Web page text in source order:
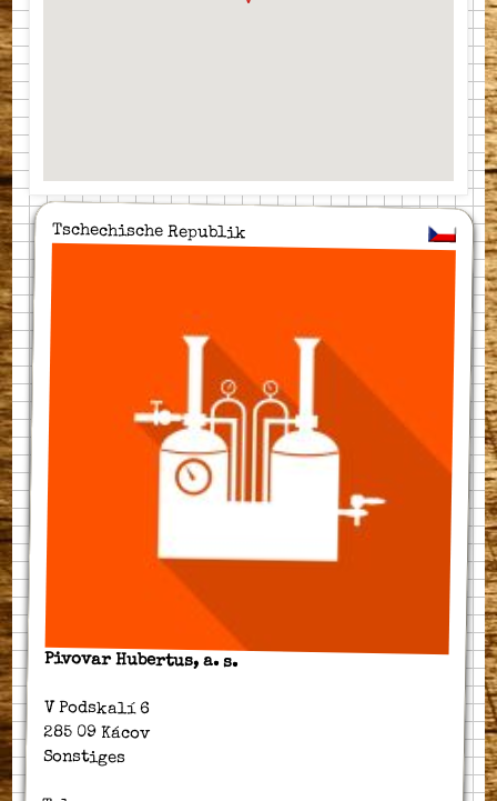
Tschechische Republik
Pivovar Hubertus, a. s.
V Podskalí 6
285 09 Kácov
Sonstiges